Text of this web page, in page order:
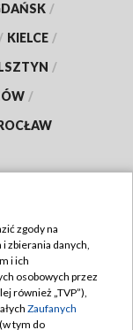
/
/ KIELCE /
/
/
zgody na
zbierania danych,
i ich
osobowych przez
również „TVP”),
Zaufanych
tym do